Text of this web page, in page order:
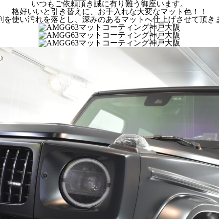
いつもご依頼頂き誠に有り難う御座います。
格好いいと引き替えに、お手入れな大変なマット色！！
を使い汚れを落とし、深みのあるマットへ仕上げさせて頂き